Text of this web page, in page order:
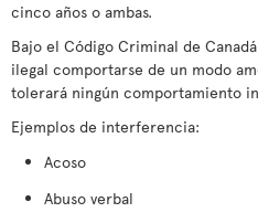
cinco años o ambas.
Bajo el Código Criminal de
ilegal comportarse de un modo
tolerará ningún comportamiento
Ejemplos de interferencia:
Acoso
Abuso verbal